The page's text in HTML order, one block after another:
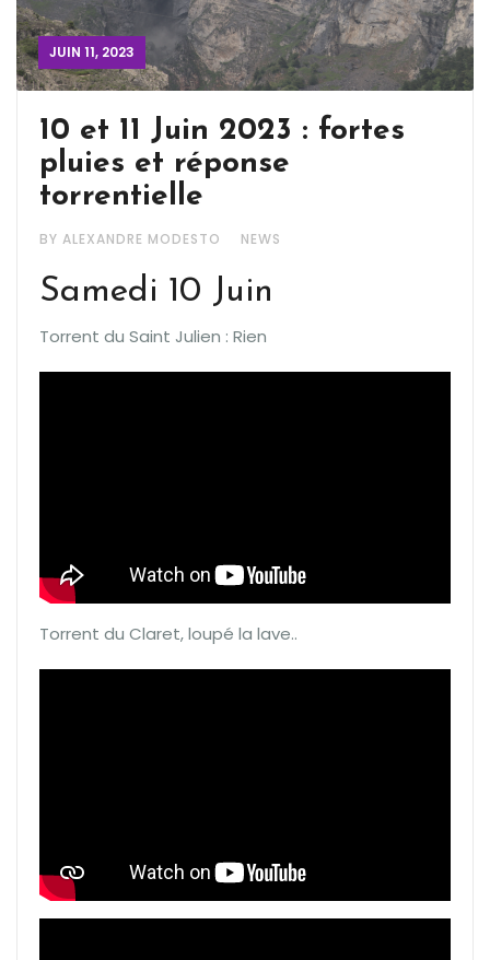
JUIN 11, 2023
10 et 11 Juin 2023 : fortes
pluies et réponse
torrentielle
BY ALEXANDRE MODESTO NEWS
Samedi 10 Juin
Torrent du Saint Julien : Rien
Torrent du Claret, loupé la lave..